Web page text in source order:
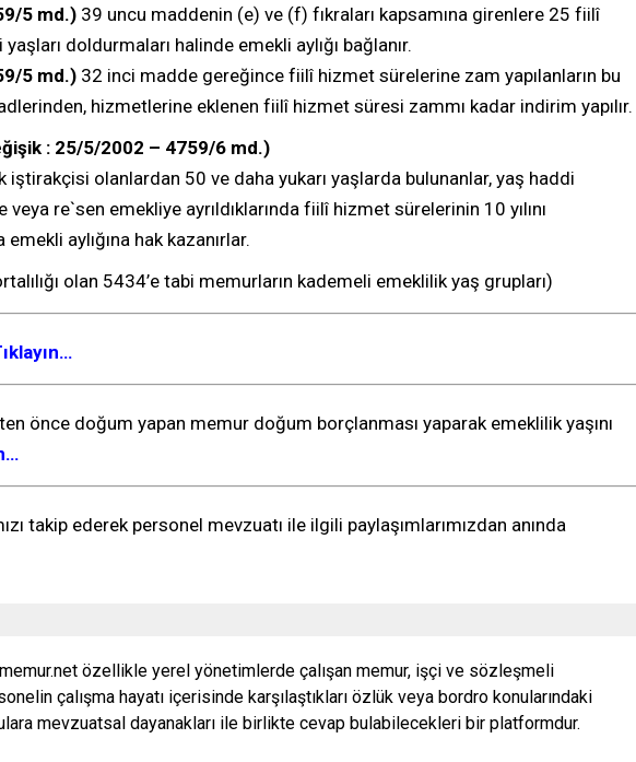
5 md.) 39 uncu maddenin (e) ve (f) fıkraları kapsamına girenlere 25 fiilî
yaşları doldurmaları halinde emekli aylığı bağlanır.
5 md.) 32 inci madde gereğince fiilî hizmet sürelerine zam yapılanların bu
hizmetlerine eklenen fiilî hizmet süresi zammı kadar indirim yapılır.
: 25/5/2002 – 4759/6 md.)
iştirakçisi olanlardan 50 ve daha yukarı yaşlarda bulunanlar, yaş haddi
re`sen emekliye ayrıldıklarında fiilî hizmet sürelerinin 10 yılını
aylığına hak kazanırlar.
olan 5434’e tabi memurların kademeli emeklilik yaş grupları)
önce doğum yapan memur doğum borçlanması yaparak emeklilik yaşını
takip ederek personel mevzuatı ile ilgili paylaşımlarımızdan anında
özellikle yerel yönetimlerde çalışan memur, işçi ve sözleşmeli
çalışma hayatı içerisinde karşılaştıkları özlük veya bordro konularındaki
mevzuatsal dayanakları ile birlikte cevap bulabilecekleri bir platformdur.